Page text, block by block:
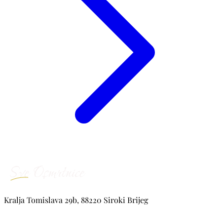
Kralja Tomislava 29b, 88220 Siroki Brijeg